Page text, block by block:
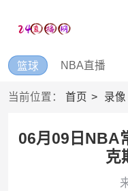
篮球 NBA直播
当前位置： 首页 录像
06月09日NBA
克